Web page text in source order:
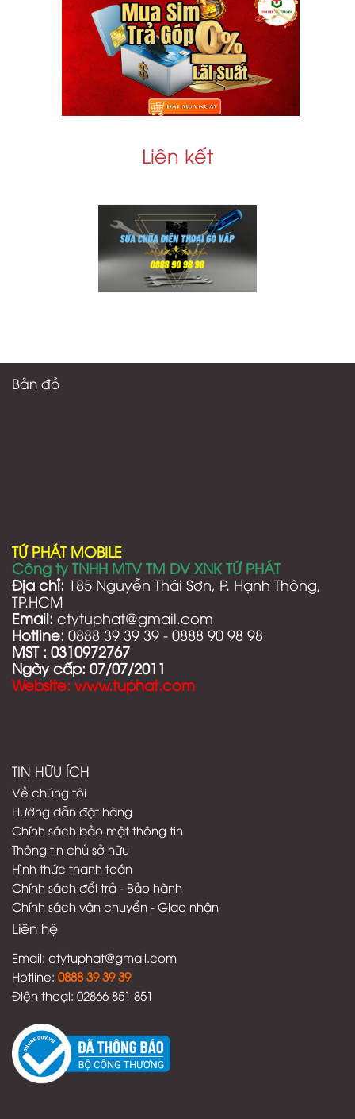
Liên kết
Bản đồ
TỨ PHÁT MOBILE
Công ty TNHH MTV TM DV XNK TỨ PHÁT
Địa chỉ: 185 Nguyễn Thái Sơn, P. Hạnh Thông,
TP.HCM
Email: ctytuphat@gmail.com
Hotline: 0888 39 39 39 - 0888 90 98 98
MST : 0310972767
Ngày cấp: 07/07/2011
Website: www.tuphat.com
TIN HỮU ÍCH
Về chúng tôi
Hướng dẫn đặt hàng
Chính sách bảo mật thông tin
Thông tin chủ sở hữu
Hình thức thanh toán
Chính sách đổi trả - Bảo hành
Chính sách vận chuyển - Giao nhận
Liên hệ
Email: ctytuphat@gmail.com
Hotline: 0888 39 39 39
Điện thoại: 02866 851 851